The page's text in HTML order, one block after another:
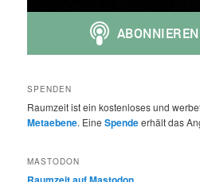
SPENDEN
Raumzeit ist ein kostenloses und
Metaebene. EineSpendeerhält das
MASTODON